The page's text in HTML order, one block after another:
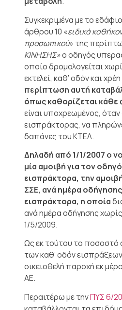
Συγκεκριμένα με το
άρθρου 10 «ειδικά
προσωπικού» της
ΚΙΝΗΣΗΣ»ο οδηγός
οποίο δρομολογείται
εκτελεί, καθ’ οδόν και
περίπτωση αυτή
όπως καθορίζεται κάθε
είναι υποχρεωμένος,
εισπράκτορας, να
δαπάνες του ΚΤΕΛ.
Δηλαδή από 1/1/2007 ο
μία αμοιβή για τον
εισπράκτορα, την
ΣΣΕ, ανά ημέρα
εισπράκτορα, η οποία
ανά ημέρα οδήγησης
1/5/2009.
Ως εκ τούτου το ποσοστό
των καθ’ οδόν
οικειοθελή παροχή εκ
ΑΕ.
Περαιτέρω με τηνΠΥΣ 6/